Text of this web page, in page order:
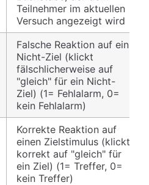
Teilnehmer im aktuellen
Versuch angezeigt wird
Falsche Reaktion auf ein
Nicht-Ziel (klickt
fälschlicherweise auf
"gleich" für ein Nicht-
Ziel) (1= Fehlalarm, 0=
kein Fehlalarm)
Korrekte Reaktion auf
einen Zielstimulus (klickt
korrekt auf "gleich" für
ein Ziel) (1= Treffer, 0=
kein Treffer)